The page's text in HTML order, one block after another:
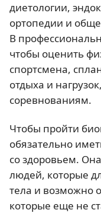
диетологии,
ортопедии и
В
чтобы оценить
спортсмена,
отдыха и
соревнованиям.
Чтобы пройти
обязательно
со здоровьем.
людей, которые
тела и возможно
которые еще не